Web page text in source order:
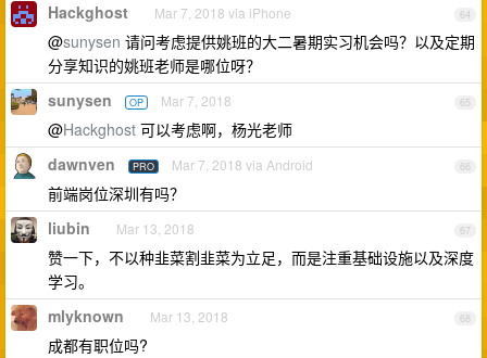
64
Hackghost Mar 7, 2018 via iPhone
@sunysen 请问考虑提供姚班的大二暑期实习机会吗？以及定期
分享知识的姚班老师是哪位呀？
65
sunysen OP Mar 7, 2018
@Hackghost 可以考虑啊，杨光老师
66
dawnven PRO Mar 7, 2018 via Android
前端岗位深圳有吗？
67
liubin Mar 13, 2018
赞一下，不以种韭菜割韭菜为立足，而是注重基础设施以及深度
学习。
68
mlyknown Mar 13, 2018
成都有职位吗?